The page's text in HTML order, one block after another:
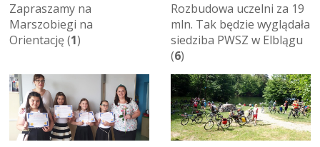
Zapraszamy na
Marszobiegi na
Orientację (1)
Rozbudowa uczelni za 19
mln. Tak będzie wyglądała
siedziba PWSZ w Elblągu
(6)